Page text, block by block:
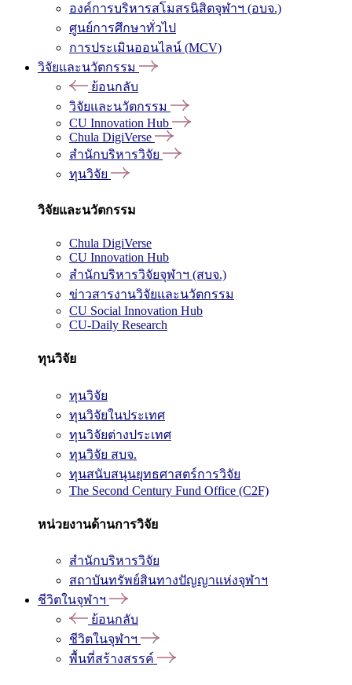
องค์การบริหารสโมสรนิสิตจุฬาฯ (อบจ.)
ศูนย์การศึกษาทั่วไป
การประเมินออนไลน์ (MCV)
วิจัยและนวัตกรรม
ย้อนกลับ
วิจัยและนวัตกรรม
CU Innovation Hub
Chula DigiVerse
สำนักบริหารวิจัย
ทุนวิจัย
วิจัยและนวัตกรรม
Chula DigiVerse
CU Innovation Hub
สำนักบริหารวิจัยจุฬาฯ (สบจ.)
ข่าวสารงานวิจัยและนวัตกรรม
CU Social Innovation Hub
CU-Daily Research
ทุนวิจัย
ทุนวิจัย
ทุนวิจัยในประเทศ
ทุนวิจัยต่างประเทศ
ทุนวิจัย สบจ.
ทุนสนับสนุนยุทธศาสตร์การวิจัย
The Second Century Fund Office (C2F)
หน่วยงานด้านการวิจัย
สำนักบริหารวิจัย
สถาบันทรัพย์สินทางปัญญาแห่งจุฬาฯ
ชีวิตในจุฬาฯ
ย้อนกลับ
ชีวิตในจุฬาฯ
พื้นที่สร้างสรรค์